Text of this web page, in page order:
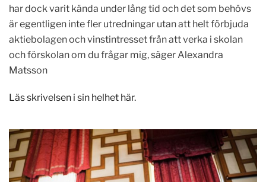
har dock varit kända under lång tid och det som behövs
är egentligen inte fler utredningar utan att helt förbjuda
aktiebolagen och vinstintresset från att verka i skolan
och förskolan om du frågar mig, säger Alexandra
Matsson
Läs skrivelsen i sin helhet här.